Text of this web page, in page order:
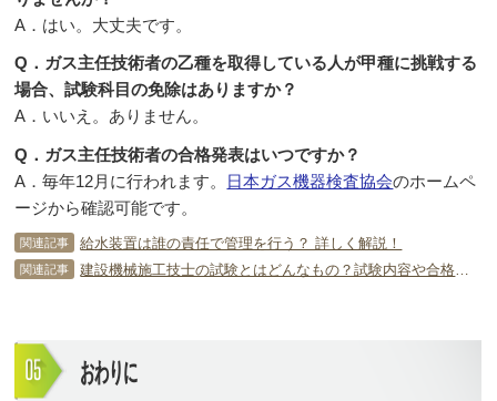
A．はい。大丈夫です。
Q．ガス主任技術者の乙種を取得している人が甲種に挑戦する
場合、試験科目の免除はありますか？
A．いいえ。ありません。
Q．ガス主任技術者の合格発表はいつですか？
A．毎年12月に行われます。 日本ガス機器検査協会のホームペ
ージから確認可能です。
関連記事 給水装置は誰の責任で管理を行う？ 詳しく解説！
関連記事 建設機械施工技士の試験とはどんなもの？試験内容や合格率は？
おわりに